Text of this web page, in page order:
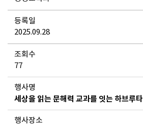
등록일
2025.09.28
조회수
77
행사명
세상을 읽는 문해력 교과를 잇는 하브루타
행사장소